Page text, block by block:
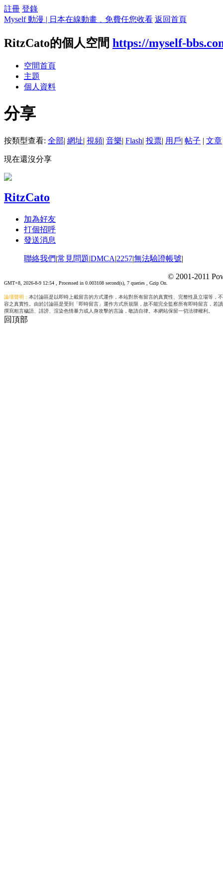
註冊 登錄
Myself 動漫 | 日本在線動畫﹑免費任您收看 返回首頁
RitzCato的個人空間 https://myself-
空間首頁
主題
個人資料
分享
按類型查看: 全部| 網址| 視頻| 音樂| Flash| 投票| 用戶| 帖子 | 文章
現在還沒分享
RitzCato
加為好友
打個招呼
發送消息
聯絡我們|常見問題|DMCA|2257|無法驗證帳號|
GMT+8, 2026-8-9 12:54 , Processed in 0.003108 second(s), 7 queries , Gzip On.
© 2001-2011
論壇聲明： 本討論區是以即時上載留言的方式運作，本站對所有留言的真實性、完整性及立場等
容之真實性。由於討論區是受到「即時留言」運作方式所規限，故不能完全監察所有即時留言，
撰寫粗言穢語、誹謗、渲染色情暴力或人身攻擊的言論，敬請自律。本網站保留一切法律權利。
回頂部